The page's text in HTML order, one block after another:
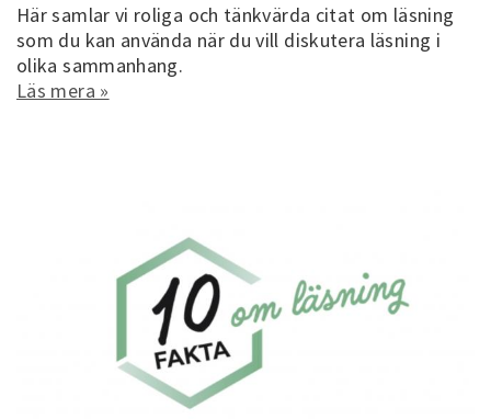
Här samlar vi roliga och tänkvärda citat om läsning
som du kan använda när du vill diskutera läsning i
olika sammanhang.
Läs mera »